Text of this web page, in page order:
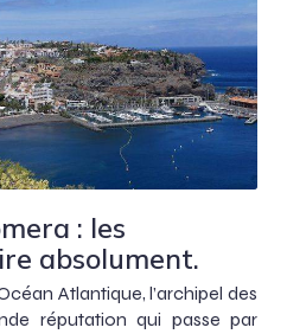
: les
absolument.
Atlantique, l’archipel des
réputation qui passe par